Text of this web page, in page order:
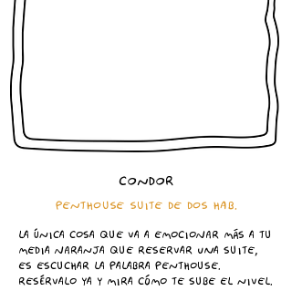
CONDOR
PENTHOUSE SUITE DE DOS HAB.
LA ÚNICA COSA QUE VA A EMOCIONAR MÁS A TU
MEDIA NARANJA QUE RESERVAR UNA SUITE,
ES ESCUCHAR LA PALABRA PENTHOUSE.
RESÉRVALO YA Y MIRA CÓMO TE SUBE EL NIVEL.